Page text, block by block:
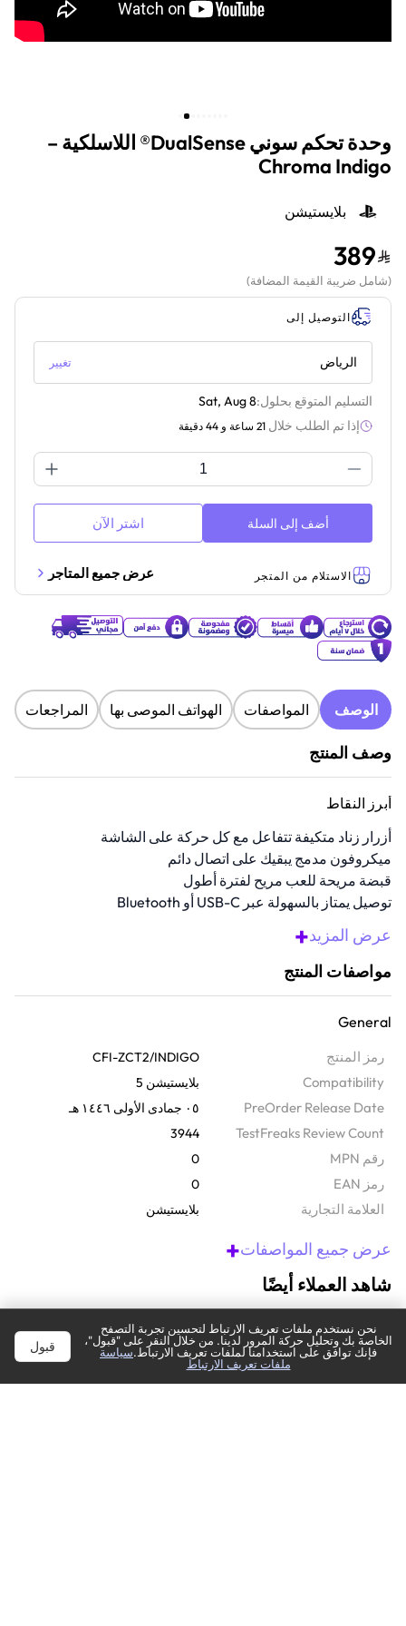
وحدة تحكم سوني DualSense® اللاسلكية –
Chroma Indigo
بلايستيشن
389
(شامل ضريبة القيمة المضافة)
التوصيل إلى
الرياض تغيير
التسليم المتوقع بحلول:Sat, Aug 8
إذا تم الطلب خلال 21 ساعة و 44 دقيقة
أضف إلى السلة اشتر الآن
الاستلام من المتجر عرض جميع المتاجر
الوصف المواصفات الهواتف الموصى بها المراجعات
وصف المنتج
أبرز النقاط
أزرار زناد متكيفة تتفاعل مع كل حركة على الشاشة
ميكروفون مدمج يبقيك على اتصال دائم
قبضة مريحة للعب مريح لفترة أطول
توصيل يمتاز بالسهولة عبر USB-C أو Bluetooth
ردود الفعل اللمسية لتحسين طريقة اللعب
عرض المزيد+
مواصفات المنتج
General
رمز المنتج CFI-ZCT2/INDIGO
Compatibility بلايستيشن 5
PreOrder Release Date ٠٥ جمادى الأولى ١٤٤٦ هـ
TestFreaks Review Count
3944
رقم MPN 0
رمز EAN 0
‫العلامة التجارية بلايستيشن
عرض جميع المواصفات+
شاهد العملاء أيضًا
نحن نستخدم ملفات تعريف الارتباط لتحسين تجربة التصفح
الخاصة بك وتحليل حركة المرور لدينا. من خلال النقر على "قبول"،
فإنك توافق على استخدامنا لملفات تعريف الارتباط.سياسة
ملفات تعريف الارتباط
قبول